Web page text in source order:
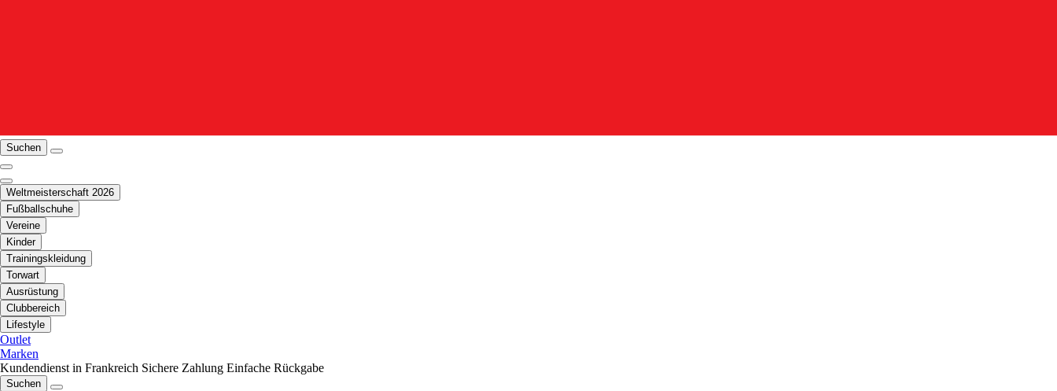
Suchen
Weltmeisterschaft 2026
Fußballschuhe
Vereine
Kinder
Trainingskleidung
Torwart
Ausrüstung
Clubbereich
Lifestyle
Outlet
Marken
Kundendienst in Frankreich Sichere Zahlung Einfache Rückgabe
Suchen